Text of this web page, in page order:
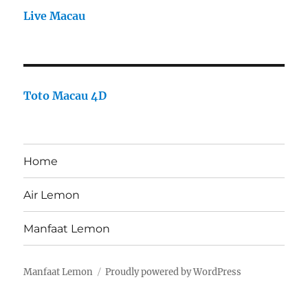
Live Macau
Toto Macau 4D
Home
Air Lemon
Manfaat Lemon
Manfaat Lemon Proudly powered by WordPress